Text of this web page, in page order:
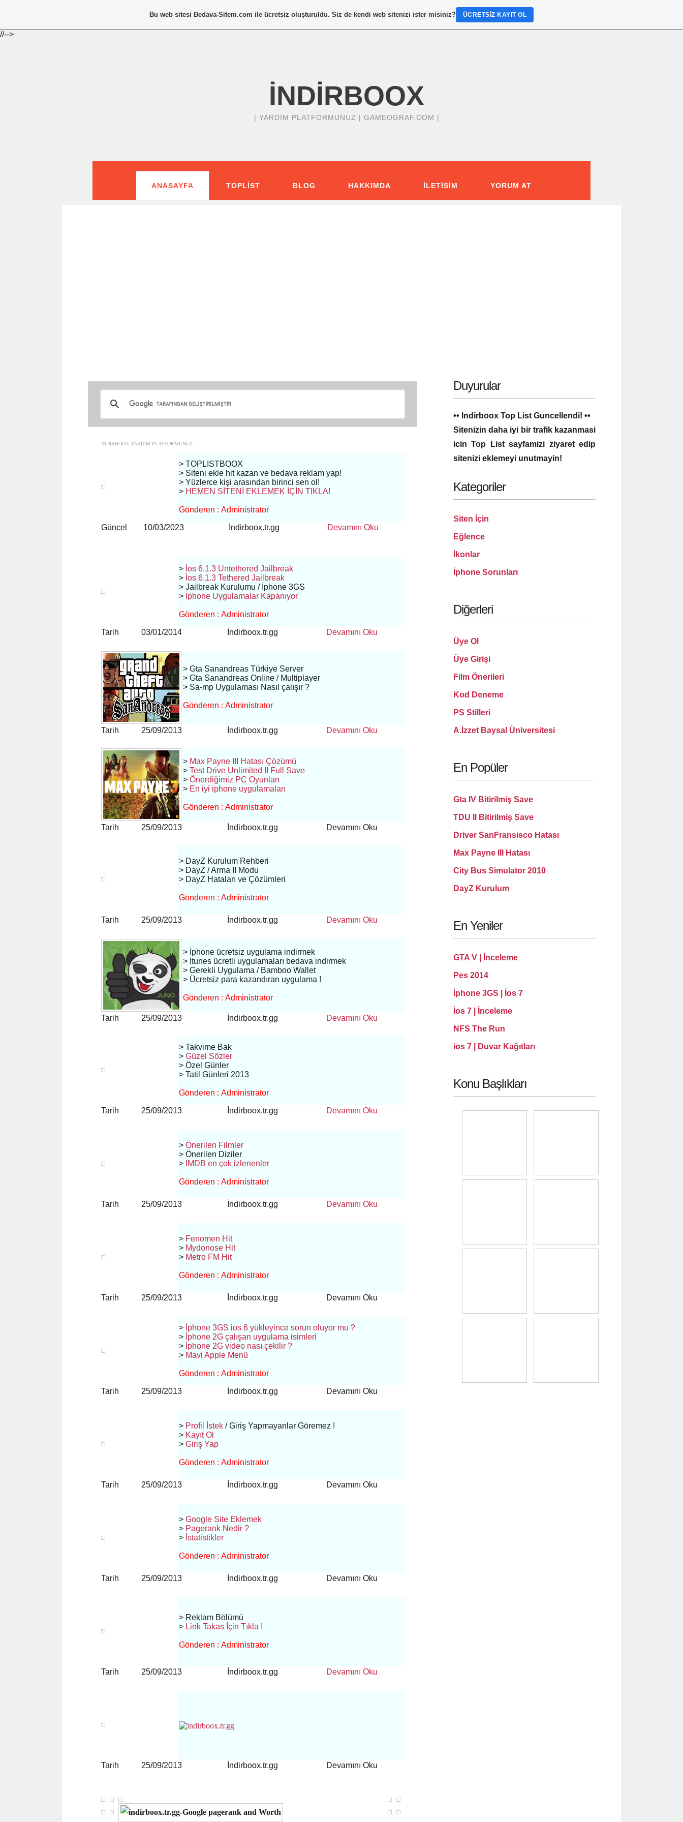
//-->
İNDİRBOOX
| YARDIM PLATFORMUNUZ | GAMEOGRAF.COM |
ANASAYFA TOPLIST BLOG HAKKIMDA ILETISIM YORUM AT
İNDİRBOOX YARDIM PLATFORMUNUZ
> TOPLISTBOOX
> Siteni ekle hit kazan ve bedava reklam yap!
> Yüzlerce kişi arasından birinci sen ol!
> HEMEN SİTENİ EKLEMEK İÇİN TIKLA!
Gönderen : Administrator
Güncel 10/03/2023 İndirboox.tr.gg Devamını Oku
> İos 6.1.3 Untethered Jailbreak
> İos 6.1.3 Tethered Jailbreak
> Jailbreak Kurulumu / İphone 3GS
> İphone Uygulamalar Kapanıyor
Gönderen : Administrator
Tarih 03/01/2014 İndirboox.tr.gg Devamını Oku
> Gta Sanandreas Türkiye Server
> Gta Sanandreas Online / Multiplayer
> Sa-mp Uygulaması Nasıl çalışır ?
Gönderen : Administrator
Tarih 25/09/2013 İndirboox.tr.gg Devamını Oku
> Max Payne III Hatası Çözümü
> Test Drive Unlimited II Full Save
> Önerdiğimiz PC Oyunları
> En iyi iphone uygulamaları
Gönderen : Administrator
Tarih 25/09/2013 İndirboox.tr.gg Devamını Oku
> DayZ Kurulum Rehberi
> DayZ / Arma II Modu
> DayZ Hataları ve Çözümleri
Gönderen : Administrator
Tarih 25/09/2013 İndirboox.tr.gg Devamını Oku
> İphone ücretsiz uygulama indirmek
> İtunes ücretli uygulamaları bedava indirmek
> Gerekli Uygulama / Bamboo Wallet
> Ücretsiz para kazandıran uygulama !
Gönderen : Administrator
Tarih 25/09/2013 İndirboox.tr.gg Devamını Oku
> Takvime Bak
> Güzel Sözler
> Özel Günler
> Tatil Günleri 2013
Gönderen : Administrator
Tarih 25/09/2013 İndirboox.tr.gg Devamını Oku
> Önerilen Filmler
> Önerilen Diziler
> IMDB en çok izlenenler
Gönderen : Administrator
Tarih 25/09/2013 İndirboox.tr.gg Devamını Oku
> Fenomen Hit
> Mydonose Hit
> Metro FM Hit
Gönderen : Administrator
Tarih 25/09/2013 İndirboox.tr.gg Devamını Oku
> İphone 3GS ios 6 yükleyince sorun oluyor mu ?
> İphone 2G çalışan uygulama isimleri
> İphone 2G video nası çekilir ?
> Mavi Apple Menü
Gönderen : Administrator
Tarih 25/09/2013 İndirboox.tr.gg Devamını Oku
> Profil İstek / Giriş Yapmayanlar Göremez !
> Kayıt Ol
> Giriş Yap
Gönderen : Administrator
Tarih 25/09/2013 İndirboox.tr.gg Devamını Oku
> Google Site Eklemek
> Pagerank Nedir ?
> İstatistikler
Gönderen : Administrator
Tarih 25/09/2013 İndirboox.tr.gg Devamını Oku
> Reklam Bölümü
> Link Takas İçin Tıkla !
Gönderen : Administrator
Tarih 25/09/2013 İndirboox.tr.gg Devamını Oku
Tarih 25/09/2013 İndirboox.tr.gg Devamını Oku
Duyurular
•• Indirboox Top List Guncellendi! ••
Sitenizin daha iyi bir trafik kazanmasi
icin Top List sayfamizi ziyaret edip
sitenizi eklemeyi unutmayin!
Kategoriler
Siten İçin
Eğlence
İkonlar
İphone Sorunları
Diğerleri
Üye Ol
Üye Girişi
Film Önerileri
Kod Deneme
PS Stilleri
A.İzzet Baysal Üniversitesi
En Popüler
Gta IV Bitirilmiş Save
TDU II Bitirilmiş Save
Driver SanFransisco Hatası
Max Payne III Hatası
City Bus Simulator 2010
DayZ Kurulum
En Yeniler
GTA V | İnceleme
Pes 2014
İphone 3GS | İos 7
İos 7 | İnceleme
NFS The Run
ios 7 | Duvar Kağıtları
Konu Başlıkları
Bu web sitesi Bedava-Sitem.com ile ücretsiz oluşturuldu. Siz de kendi web sitenizi ister misiniz? ÜCRETSIZ KAYIT OL